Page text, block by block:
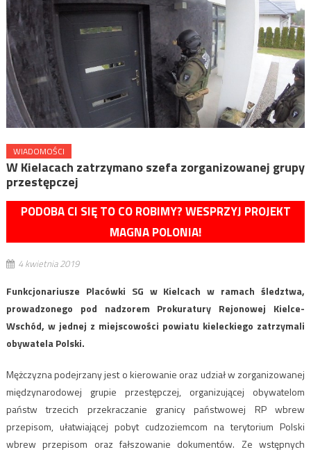
WIADOMOŚCI
W Kielacach zatrzymano szefa zorganizowanej grupy
przestępczej
PODOBA CI SIĘ TO CO ROBIMY? WESPRZYJ PROJEKT
MAGNA POLONIA!
4 kwietnia 2019
Funkcjonariusze Placówki SG w Kielcach w ramach śledztwa,
prowadzonego pod nadzorem Prokuratury Rejonowej Kielce-
Wschód, w jednej z miejscowości powiatu kieleckiego zatrzymali
obywatela Polski.
Mężczyzna podejrzany jest o kierowanie oraz udział w zorganizowanej
międzynarodowej grupie przestępczej, organizującej obywatelom
państw trzecich przekraczanie granicy państwowej RP wbrew
przepisom, ułatwiającej pobyt cudzoziemcom na terytorium Polski
wbrew przepisom oraz fałszowanie dokumentów. Ze wstępnych